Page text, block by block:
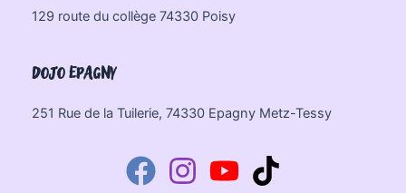
129 route du collège 74330 Poisy
DOJO EPAGNY
251 Rue de la Tuilerie, 74330 Epagny Metz-Tessy